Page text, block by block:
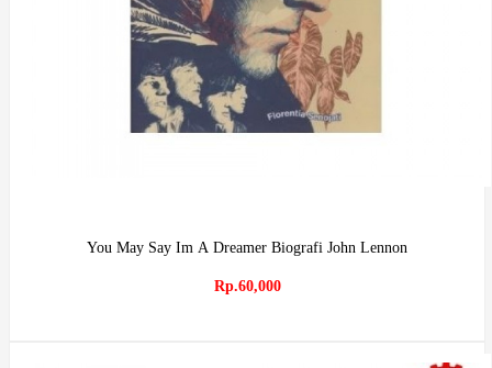
You May Say Im A Dreamer Biografi John Lennon
Rp.60,000